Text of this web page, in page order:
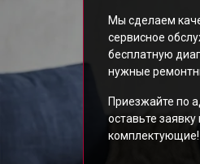
Мы сделаем
сервисное
бесплатную
нужные
Приезжайте по
оставьте
комплектующие!